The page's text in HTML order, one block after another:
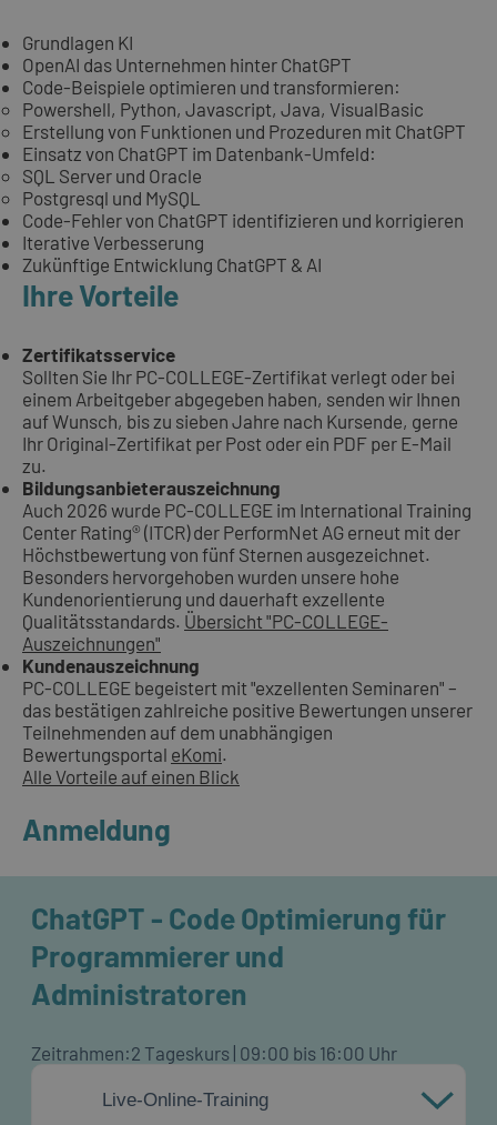
Grundlagen KI
OpenAI das Unternehmen hinter ChatGPT
Code-Beispiele optimieren und transformieren:
Powershell, Python, Javascript, Java, VisualBasic
Erstellung von Funktionen und Prozeduren mit ChatGPT
Einsatz von ChatGPT im Datenbank-Umfeld:
SQL Server und Oracle
Postgresql und MySQL
Code-Fehler von ChatGPT identifizieren und korrigieren
Iterative Verbesserung
Zukünftige Entwicklung ChatGPT & AI
Ihre Vorteile
Zertifikatsservice
Sollten Sie Ihr PC-COLLEGE-Zertifikat verlegt oder bei
einem Arbeitgeber abgegeben haben, senden wir Ihnen
auf Wunsch, bis zu sieben Jahre nach Kursende, gerne
Ihr Original-Zertifikat per Post oder ein PDF per E-Mail
zu.
Bildungsanbieterauszeichnung
Auch 2026 wurde PC-COLLEGE im International Training
Center Rating® (ITCR) der PerformNet AG erneut mit der
Höchstbewertung von fünf Sternen ausgezeichnet.
Besonders hervorgehoben wurden unsere hohe
Kundenorientierung und dauerhaft exzellente
Qualitätsstandards. Übersicht "PC-COLLEGE-
Auszeichnungen"
Kundenauszeichnung
PC-COLLEGE begeistert mit "exzellenten Seminaren" –
das bestätigen zahlreiche positive Bewertungen unserer
Teilnehmenden auf dem unabhängigen
Bewertungsportal eKomi.
Alle Vorteile auf einen Blick
Anmeldung
ChatGPT - Code Optimierung für
Programmierer und
Administratoren
Zeitrahmen:2 Tageskurs | 09:00 bis 16:00 Uhr
Live-Online-Training